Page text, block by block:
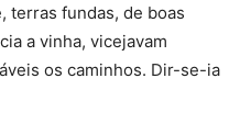
terras fundas, de boas
a vinha, vicejavam
os caminhos. Dir-se-ia